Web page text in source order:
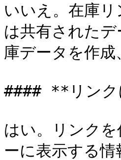
いいえ。在庫
は共有された
庫データを作
#### **リンク
はい。リンク
ーに表示する